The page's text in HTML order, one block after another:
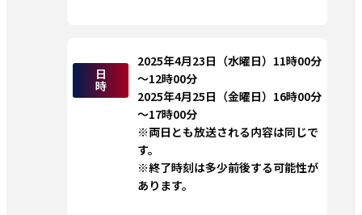
日
時
2025年4月23日（水曜日）11時00分
～12時00分
2025年4月25日（金曜日）16時00分
～17時00分
※両日とも放送される内容は同じで
す。
※終了時刻は多少前後する可能性が
あります。